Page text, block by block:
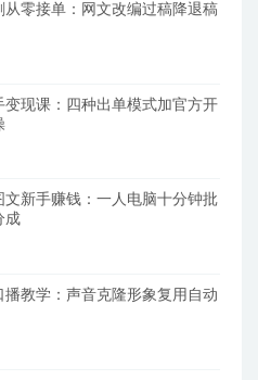
从零接单：网文改编过稿降退稿
变现课：四种出单模式加官方开
文新手赚钱：一人电脑十分钟批
成
播教学：声音克隆形象复用自动